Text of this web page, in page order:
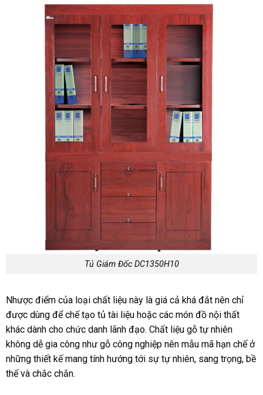
Tủ Giám Đốc DC1350H10
Nhược điểm của loại chất liệu này là giá cả khá đắt nên chỉ
được dùng để chế tạo tủ tài liệu hoặc các món đồ nội thất
khác dành cho chức danh lãnh đạo. Chất liệu gỗ tự nhiên
không dễ gia công như gỗ công nghiệp nên mẫu mã hạn chế ở
những thiết kế mang tính hướng tới sự tự nhiên, sang trọng, bề
thế và chắc chắn.